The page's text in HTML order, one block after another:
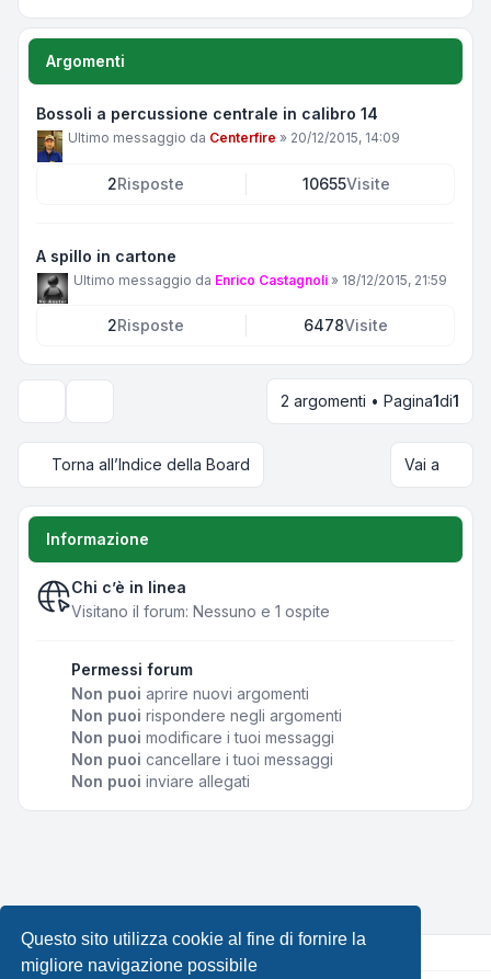
Questo sito utilizza cookie al fine di fornire la
migliore navigazione possibile
Argomenti
Bossoli a percussione centrale in calibro 14
Ultimo messaggio da Centerfire » 20/12/2015, 14:09
2Risposte 10655Visite
A spillo in cartone
Ultimo messaggio da Enrico Castagnoli » 18/12/2015, 21:59
2Risposte 6478Visite
Opzioni di visualizzazione e ordinamento
2 argomenti • Pagina1di1
Torna all’Indice della Board Vai a
Informazione
Chi c’è in linea
Visitano il forum: Nessuno e 1 ospite
Permessi forum
Non puoi aprire nuovi argomenti
Non puoi rispondere negli argomenti
Non puoi modificare i tuoi messaggi
Non puoi cancellare i tuoi messaggi
Non puoi inviare allegati